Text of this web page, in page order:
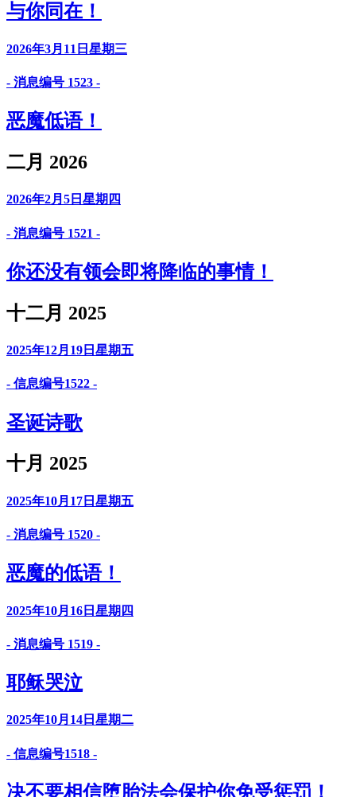
与你同在！
2026年3月11日星期三
- 消息编号 1523 -
恶魔低语！
二月 2026
2026年2月5日星期四
- 消息编号 1521 -
你还没有领会即将降临的事情！
十二月 2025
2025年12月19日星期五
- 信息编号1522 -
圣诞诗歌
十月 2025
2025年10月17日星期五
- 消息编号 1520 -
恶魔的低语！
2025年10月16日星期四
- 消息编号 1519 -
耶稣哭泣
2025年10月14日星期二
- 信息编号1518 -
决不要相信堕胎法会保护你免受惩罚！